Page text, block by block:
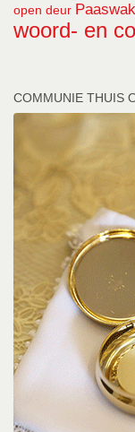
open deur
woord- en
COMMUNIE THUIS